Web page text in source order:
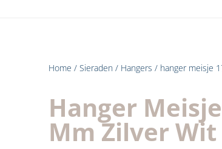
Home / Sieraden / Hangers / hanger meisje
Hanger
Mm Zilver Wit